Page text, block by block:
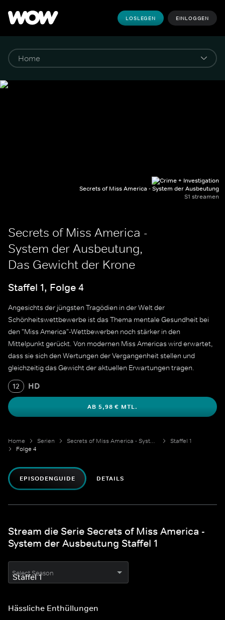
LOSLEGEN EINLOGGEN
Secrets of Miss America - System der Ausbeutung
S1 streamen
Secrets of Miss America -
System der Ausbeutung,
Das Gewicht der Krone
Staffel 1, Folge 4
Angesichts der jüngsten Tragödien in der Welt der
Schönheitswettbewerbe ist das Thema mentale Gesundheit bei
den "Miss America"-Wettbewerben noch stärker in den
Mittelpunkt gerückt. Von modernen Miss Americas wird erwartet,
dass sie sich den Wertungen der Vergangenheit stellen und
gleichzeitig das Gewicht der aktuellen Erwartungen tragen.
12 HD
AB 5,98 € MTL.
Home Serien Secrets of Miss America - System der Ausbeutung
Staffel 1
Folge 4
EPISODENGUIDE DETAILS
Stream die Serie Secrets of Miss America -
System der Ausbeutung Staffel 1
Select Season
Hässliche Enthüllungen